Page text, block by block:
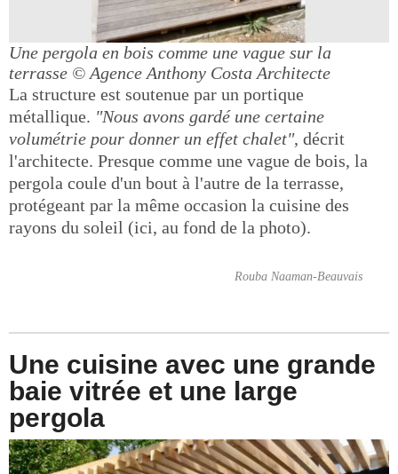
Une pergola en bois comme une vague sur la
terrasse © Agence Anthony Costa Architecte
La structure est soutenue par un portique
métallique. "Nous avons gardé une certaine
volumétrie pour donner un effet chalet", décrit
l'architecte. Presque comme une vague de bois, la
pergola coule d'un bout à l'autre de la terrasse,
protégeant par la même occasion la cuisine des
rayons du soleil (ici, au fond de la photo).
Rouba Naaman-Beauvais
Une cuisine avec une grande
baie vitrée et une large
pergola